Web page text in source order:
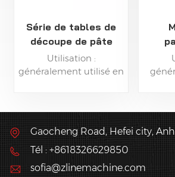
Série de tables de
découpe de pâte
haute performance
Utilisation :
généralement utilisé en
de boulangerie ou peut
être utilisé séparément.
Gaocheng Road, Hefei city,
Tél : +8618326629850
sofia@zlinemachine.com